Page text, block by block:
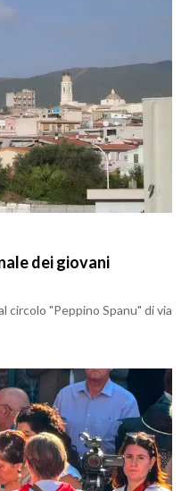
dei giovani
circolo "Peppino Spanu" di via